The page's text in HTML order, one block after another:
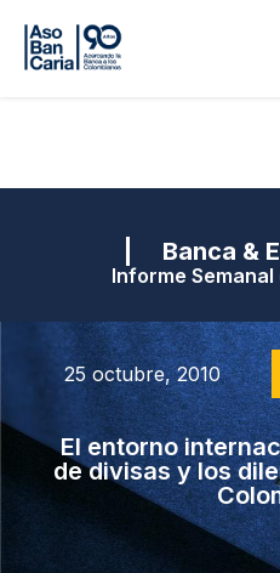
| Banca &
Informe
25 octubre, 2010
El entorno
de divisas y los